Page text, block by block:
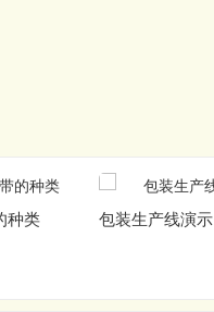
种类
包装生产线演示